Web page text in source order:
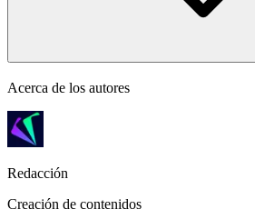
Acerca de los autores
Redacción
Creación de contenidos